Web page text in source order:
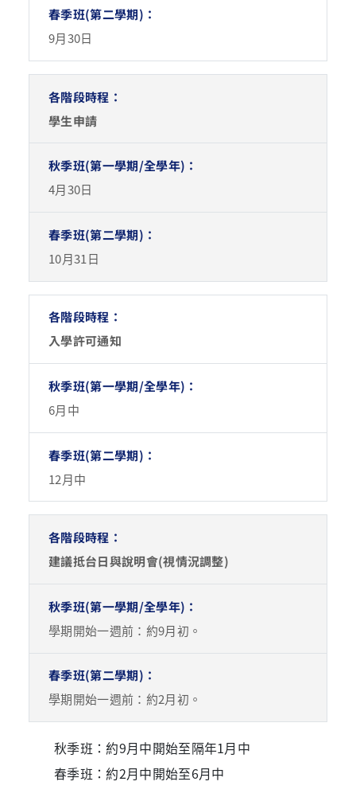
9月30日
學生申請
4月30日
10月31日
入學許可通知
6月中
12月中
建議抵台日與說明會(視情況調整)
學期開始一週前：約9月初。
學期開始一週前：約2月初。
秋季班：約9月中開始至隔年1月中
春季班：約2月中開始至6月中